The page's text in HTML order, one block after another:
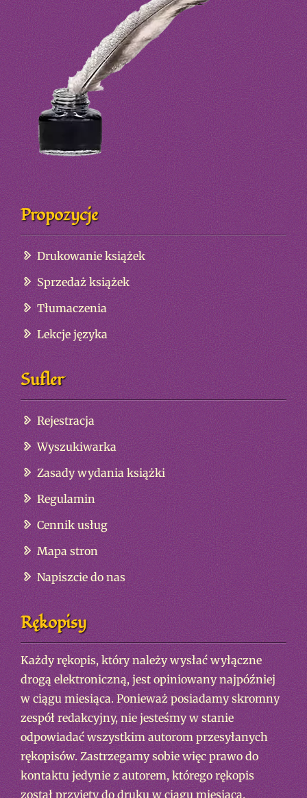
Propozycje
Drukowanie książek
Sprzedaż książek
Tłumaczenia
Lekcje języka
Sufler
Rejestracja
Wyszukiwarka
Zasady wydania książki
Regulamin
Cennik usług
Mapa stron
Napiszcie do nas
Rękopisy
Każdy rękopis, który należy wysłać wyłączne
drogą elektroniczną, jest opiniowany najpóźniej
w ciągu miesiąca. Ponieważ posiadamy skromny
zespół redakcyjny, nie jesteśmy w stanie
odpowiadać wszystkim autorom przesyłanych
rękopisów. Zastrzegamy sobie więc prawo do
kontaktu jedynie z autorem, którego rękopis
został przyjęty do druku w ciągu miesiąca.